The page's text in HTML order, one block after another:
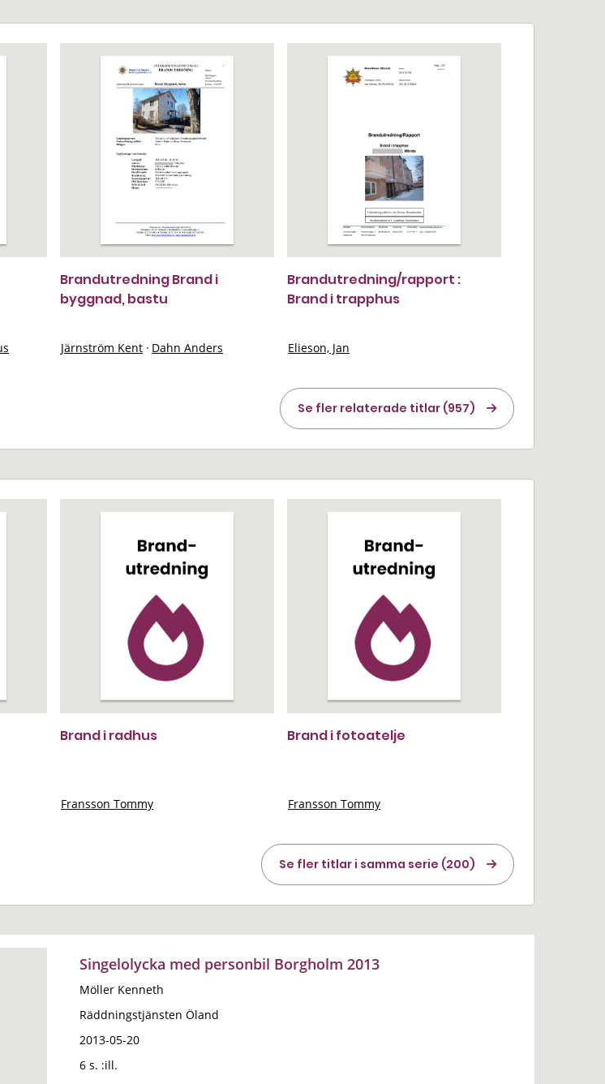
Brandutredning Brand i
byggnad, bastu
Järnström Kent · Dahn Anders
Brandutredning/rapport :
Brand i trapphus
Elieson, Jan
Se fler relaterade titlar (957)
Brand i radhus
Fransson Tommy
Brand i fotoatelje
Fransson Tommy
Se fler titlar i samma serie (200)
Singelolycka med personbil Borgholm 2013
Möller Kenneth
Räddningstjänsten Öland
2013-05-20
6 s. :ill.